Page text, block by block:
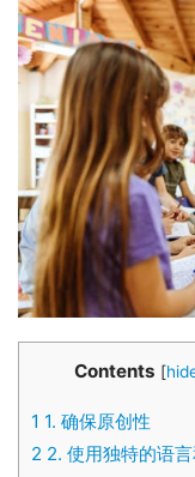
Contents [
1 1. 确保原创性
2 2. 使用独特的语